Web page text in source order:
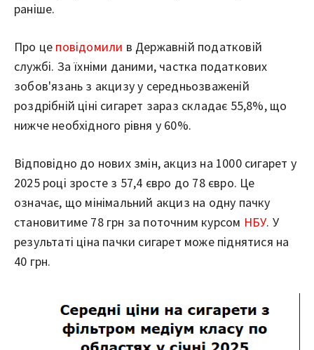
раніше.
Про це повідомили в Державній податковій
службі. За їхніми даними, частка податкових
зобов'язань з акцизу у середньозваженій
роздрібній ціні сигарет зараз складає 55,8%, що
нижче необхідного рівня у 60%.
Відповідно до нових змін, акциз на 1000 сигарет у
2025 році зросте з 57,4 євро до 78 євро. Це
означає, що мінімальний акциз на одну пачку
становитиме 78 грн за поточним курсом НБУ. У
результаті ціна пачки сигарет може піднятися на
40 грн.